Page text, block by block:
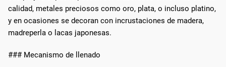
calidad, metales preciosos como oro, plata, o incluso platino,
y en ocasiones se decoran con incrustaciones de madera,
madreperla o lacas japonesas.
### Mecanismo de llenado